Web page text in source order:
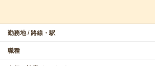
勤務地 / 路線・駅
職種